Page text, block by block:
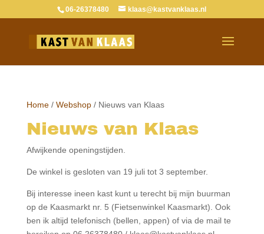
06-26378480 klaas@kastvanklaas.nl
Home/ Webshop/ Nieuws van Klaas
Nieuws van Klaas
Afwijkende openingstijden.
De winkel is gesloten van 19 juli tot 3 september.
Bij interesse ineen kast kunt u terecht bij mijn buurman
op de Kaasmarkt nr. 5 (Fietsenwinkel Kaasmarkt). Ook
ben ik altijd telefonisch (bellen, appen) of via de mail te